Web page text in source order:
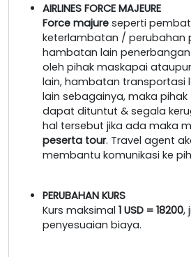
AIRLINES FORCE MAJEURE
Force majure seperti
keterlambatan / perubahan
hambatan lain
oleh pihak maskapai
lain, hambatan transportasi
lain sebagainya, maka
dapat dituntut & segala
hal tersebut jika ada maka
peserta tour. Travel agent
membantu komunikasi ke
PERUBAHAN KURS
Kurs maksimal 1 USD = 18200,
penyesuaian biaya.